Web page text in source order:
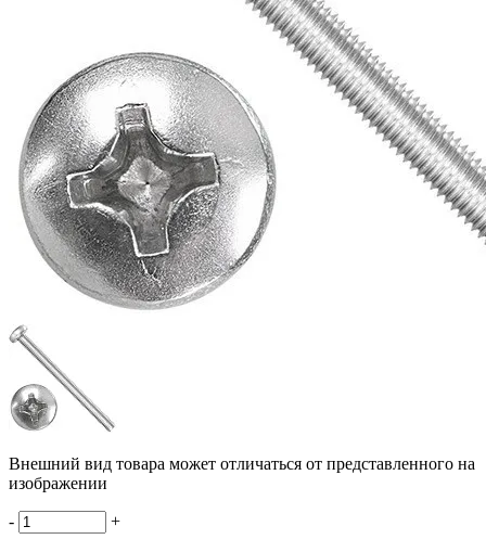
Внешний вид товара может отличаться от представленного на
изображении
- +